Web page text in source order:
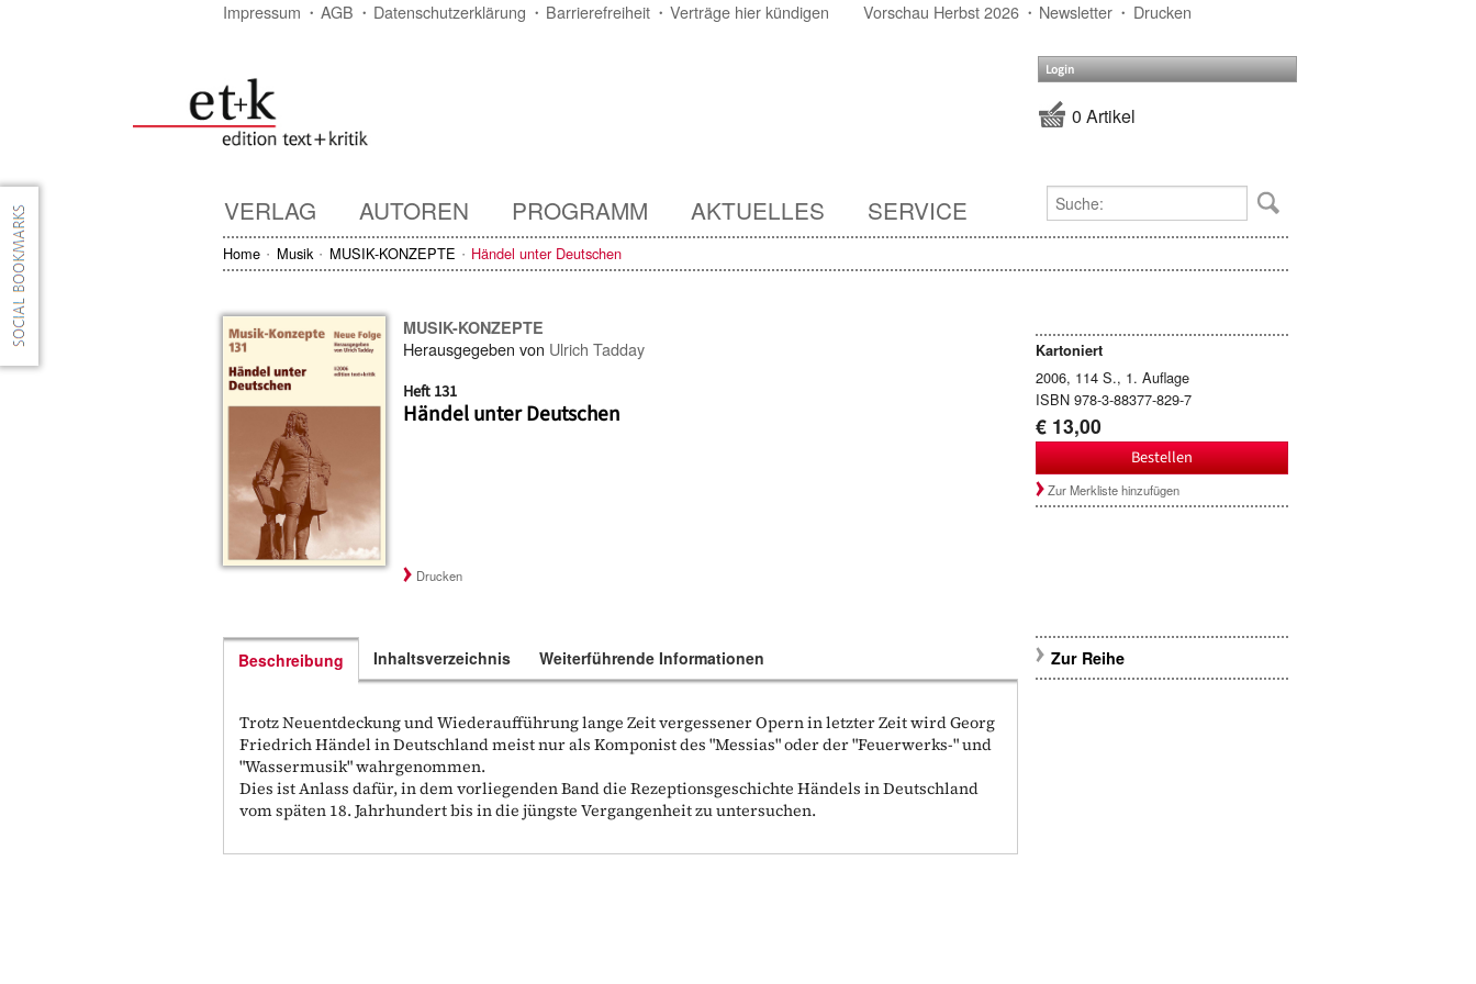
Impressum AGB Datenschutzerklärung Barrierefreiheit Verträge hier kündigen Vorschau Herbst 2026 Newsletter Drucken
Login
0 Artikel
VERLAG AUTOREN PROGRAMM AKTUELLES SERVICE
Home Musik MUSIK-KONZEPTE Händel unter Deutschen
MUSIK-KONZEPTE
Herausgegeben von Ulrich Tadday
Heft 131
Händel unter Deutschen
Kartoniert
2006, 114 S., 1. Auflage
ISBN 978-3-88377-829-7
€ 13,00
Bestellen
Zur Merkliste hinzufügen
Drucken
Beschreibung
Trotz Neuentdeckung und Wiederaufführung lange Zeit vergessener Opern in letzter Zeit wird Georg
Friedrich Händel in Deutschland meist nur als Komponist des "Messias" oder der "Feuerwerks-" und
"Wassermusik" wahrgenommen.
Dies ist Anlass dafür, in dem vorliegenden Band die Rezeptionsgeschichte Händels in Deutschland
vom späten 18. Jahrhundert bis in die jüngste Vergangenheit zu untersuchen.
Inhaltsverzeichnis Weiterführende Informationen Zur Reihe